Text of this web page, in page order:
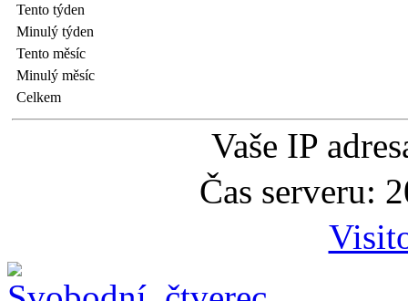
Tento týden
Minulý týden
Tento měsíc
Minulý měsíc
Celkem
Vaše IP
Čas serveru: